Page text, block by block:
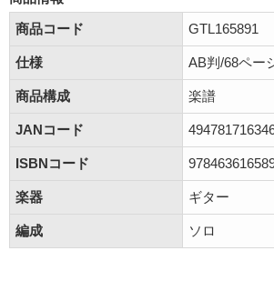
商品コード
GTL165891
仕様 AB判/68ペー
商品構成 楽譜
JANコード
ISBNコード
楽器 ギター
編成 ソロ